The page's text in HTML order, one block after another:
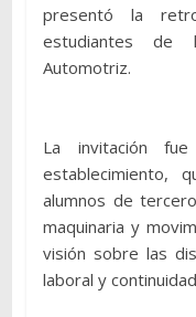
presentó la
estudiantes de
Automotriz.
La invitación
establecimiento,
alumnos de
maquinaria y
visión sobre las
laboral y